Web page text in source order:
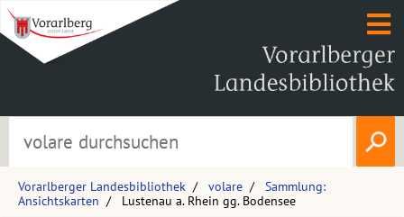
Vorarlberger Landesbibliothek volare
Sammlung:
Ansichtskarten
Lustenau a. Rhein gg. Bodensee